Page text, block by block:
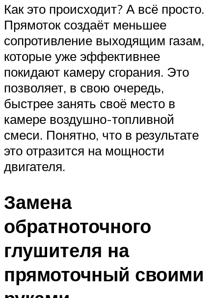
Как это происходит? А всё просто.
Прямоток создаёт меньшее
сопротивление выходящим газам,
которые уже эффективнее
покидают камеру сгорания. Это
позволяет, в свою очередь,
быстрее занять своё место в
камере воздушно-топливной
смеси. Понятно, что в результате
это отразится на мощности
двигателя.
Замена
обратноточного
глушителя на
прямоточный своими